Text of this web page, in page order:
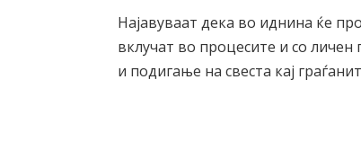
Најавуваат дека во иднина ќе
вклучат во процесите и со
и подигање на свеста кај